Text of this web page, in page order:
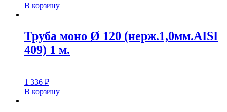
В корзину
Труба моно Ø 120 (нерж.1,0мм.AISI
409) 1 м.
1 336 ₽
В корзину